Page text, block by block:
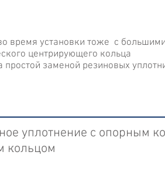
время установки тоже с
центрирующего кольца
простой заменой резиновых
уплотнение с опорным
кольцом